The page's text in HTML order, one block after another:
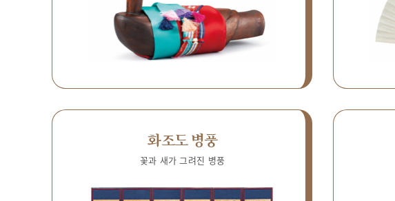
화조도 병풍
꽃과 새가 그려진 병풍